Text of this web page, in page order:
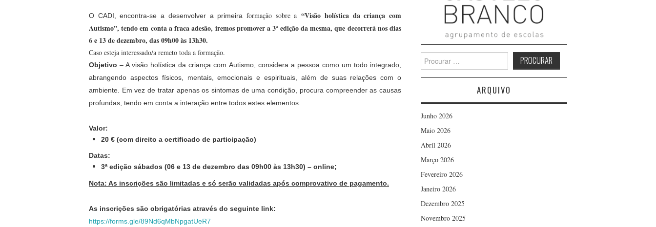
O CADI, encontra-se a desenvolver a primeira formação sobre a“Visão holística da criança com
Autismo”, tendo em conta a fraca adesão, iremos promover a 3ª edição da mesma, que decorrerá nos dias
6 e 13 de dezembro, das 09h00 às 13h30.
Caso esteja interessado/a remeto toda a formação.
Objetivo – A visão holística da criança com Autismo, considera a pessoa como um todo integrado,
abrangendo aspectos físicos, mentais, emocionais e espirituais, além de suas relações com o
ambiente. Em vez de tratar apenas os sintomas de uma condição, procura compreender as causas
profundas, tendo em conta a interação entre todos estes elementos.
Valor:
20 € (com direito a certificado de participação)
Datas:
3ª edição sábados (06 e 13 de dezembro das 09h00 às 13h30) – online;
Nota: As inscrições são limitadas e só serão validadas após comprovativo de pagamento.
As inscrições são obrigatórias através do seguinte link:
https://forms.gle/89Nd6qMbNpgatUeR7
for:
ARQUIVO
Junho 2026
Maio 2026
Abril 2026
Março 2026
Fevereiro 2026
Janeiro 2026
Dezembro 2025
Novembro 2025